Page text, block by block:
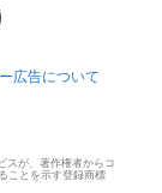
広告について
スが、著作権者からコ
ことを示す登録商標